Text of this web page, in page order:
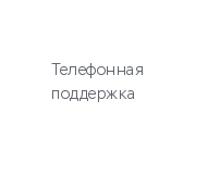
Телефонная
поддержка